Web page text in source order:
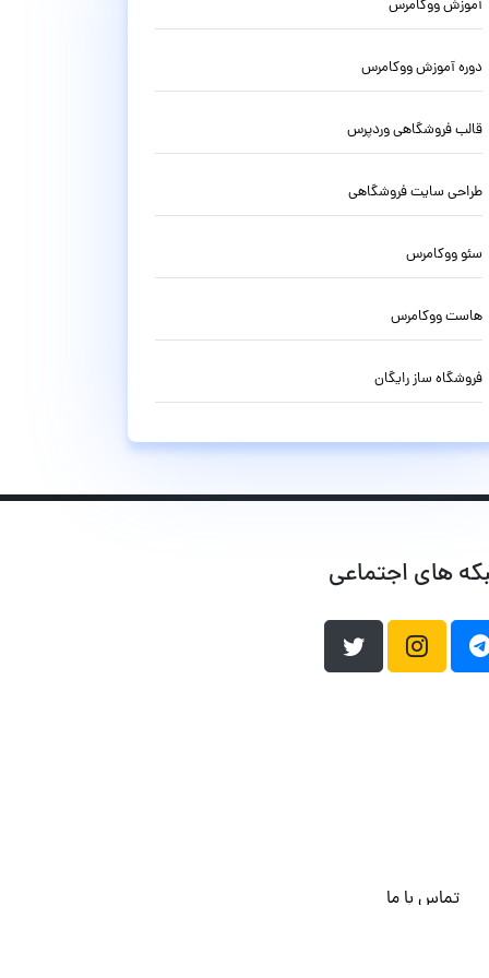
آموزش ووکامرس
دوره آموزش ووکامرس
قالب فروشگاهی وردپرس
طراحی سایت فروشگاهی
سئو ووکامرس
هاست ووکامرس
فروشگاه ساز رایگان
های اجتماعی
تماس با ما